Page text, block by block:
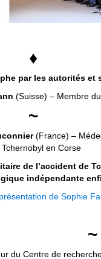
♦
par les autorités et
(Suisse) – Membre
~
(France) –
en Corse
de l’accident de
indépendante
de Sophie
~
du Centre de